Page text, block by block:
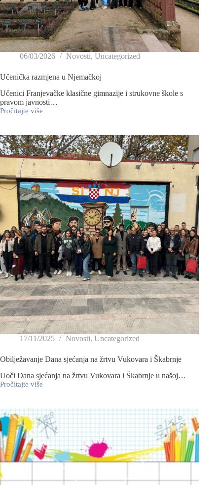
06/03/2026 Novosti, Uncategorized
Učenička razmjena u Njemačkoj
Učenici Franjevačke klasične gimnazije i strukovne škole s
pravom javnosti…
Pročitajte više
17/11/2025 Novosti, Uncategorized
Obilježavanje Dana sjećanja na žrtvu Vukovara i Škabrnje
Uoči Dana sjećanja na žrtvu Vukovara i Škabrnje u našoj…
Pročitajte više